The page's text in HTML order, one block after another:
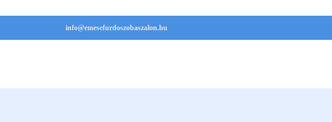
info@emesefurdoszobaszalon.hu